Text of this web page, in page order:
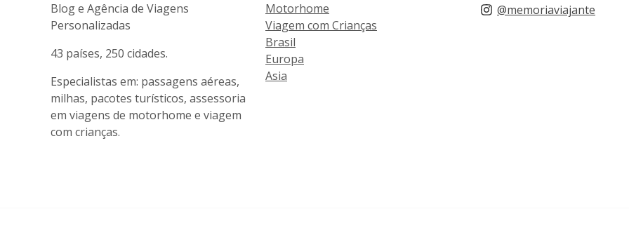
Blog e Agência de Viagens
Personalizadas
43 países, 250 cidades.
Especialistas em: passagens aéreas,
milhas, pacotes turísticos, assessoria
em viagens de motorhome e viagem
com crianças.
Motorhome
Viagem com Crianças
Brasil
Europa
Asia
@memoriaviajante